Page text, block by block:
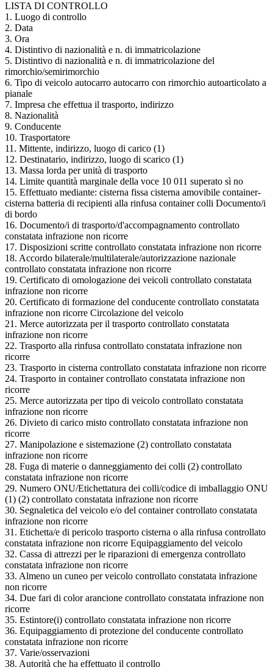
LISTA DI CONTROLLO
1. Luogo di controllo
2. Data
3. Ora
4. Distintivo di nazionalità e n. di immatricolazione
5. Distintivo di nazionalità e n. di immatricolazione del
rimorchio/semirimorchio
6. Tipo di veicolo autocarro autocarro con rimorchio autoarticolato a
pianale
7. Impresa che effettua il trasporto, indirizzo
8. Nazionalità
9. Conducente
10. Trasportatore
11. Mittente, indirizzo, luogo di carico (1)
12. Destinatario, indirizzo, luogo di scarico (1)
13. Massa lorda per unità di trasporto
14. Limite quantità marginale della voce 10 011 superato sì no
15. Effettuato mediante: cisterna fissa cisterna amovibile container-
cisterna batteria di recipienti alla rinfusa container colli Documento/i
di bordo
16. Documento/i di trasporto/d'accompagnamento controllato
constatata infrazione non ricorre
17. Disposizioni scritte controllato constatata infrazione non ricorre
18. Accordo bilaterale/multilaterale/autorizzazione nazionale
controllato constatata infrazione non ricorre
19. Certificato di omologazione dei veicoli controllato constatata
infrazione non ricorre
20. Certificato di formazione del conducente controllato constatata
infrazione non ricorre Circolazione del veicolo
21. Merce autorizzata per il trasporto controllato constatata
infrazione non ricorre
22. Trasporto alla rinfusa controllato constatata infrazione non
ricorre
23. Trasporto in cisterna controllato constatata infrazione non ricorre
24. Trasporto in container controllato constatata infrazione non
ricorre
25. Merce autorizzata per tipo di veicolo controllato constatata
infrazione non ricorre
26. Divieto di carico misto controllato constatata infrazione non
ricorre
27. Manipolazione e sistemazione (2) controllato constatata
infrazione non ricorre
28. Fuga di materie o danneggiamento dei colli (2) controllato
constatata infrazione non ricorre
29. Numero ONU/Etichettatura dei colli/codice di imballaggio ONU
(1) (2) controllato constatata infrazione non ricorre
30. Segnaletica del veicolo e/o del container controllato constatata
infrazione non ricorre
31. Etichetta/e di pericolo trasporto cisterna o alla rinfusa controllato
constatata infrazione non ricorre Equipaggiamento del veicolo
32. Cassa di attrezzi per le riparazioni di emergenza controllato
constatata infrazione non ricorre
33. Almeno un cuneo per veicolo controllato constatata infrazione
non ricorre
34. Due fari di color arancione controllato constatata infrazione non
ricorre
35. Estintore(i) controllato constatata infrazione non ricorre
36. Equipaggiamento di protezione del conducente controllato
constatata infrazione non ricorre
37. Varie/osservazioni
38. Autorità che ha effettuato il controllo